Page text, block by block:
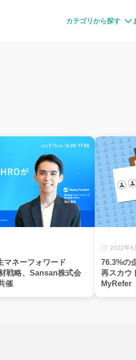
カテゴリから探す
マネーフォワード
戦略、Sansan株式会
催
2022年6
76.3%の
再スカウ
MyRefer